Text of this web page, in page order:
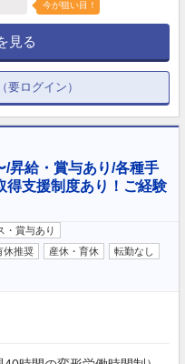
今が狙い目！
見る
要ログイン）
/昇給・賞与あり/各種手
支援制度あり！ご経験
・賞与あり
休推奨 産休・育休
転勤なし